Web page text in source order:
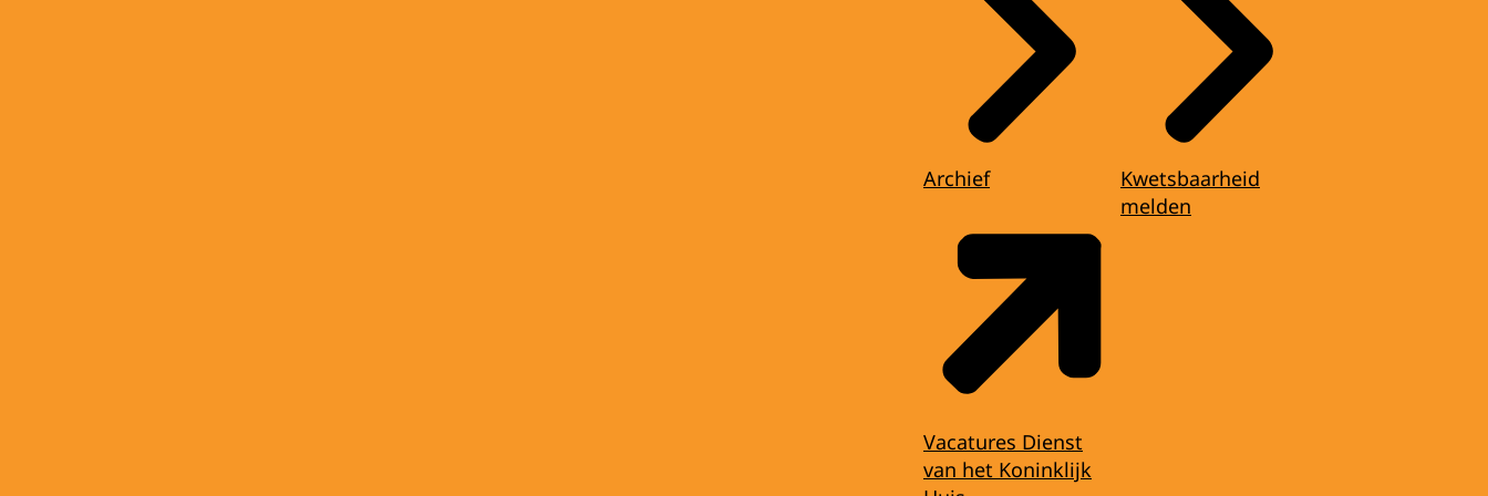
Archief
Vacatures Dienst
van het Koninklijk
Kwetsbaarheid
melden